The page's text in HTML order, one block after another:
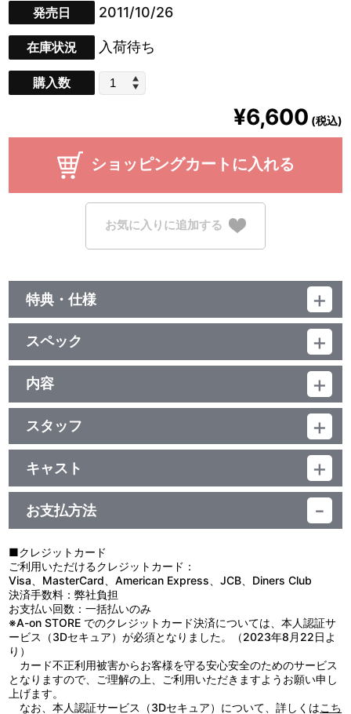
発売日 2011/10/26
在庫状況 入荷待ち
購入数
¥6,600 (税込)
ショッピングカートに入れる
お気に入りに追加する
特典・仕様
特典
●ライナーノート（16P)
映像特典
●第一章 初日舞台挨拶
●第一章ＰＶ
●＜音声特典＞オーディオコメンタリー
1)ｷｬｽﾄ編 神谷浩史(ｸｵﾝ役)、鈴木達央(ﾘｮｳ役)、小見川千明(ﾐｳ役)
他、仕様
ろし
スペック
品番：BCXA-0363
ジャンル：オリジナルアニメ
(本編48分＋特典映像17分)／DTS-HD Master Audio（5.1ch）・ﾘﾆ
ｱPCM（ｽﾃﾚｵ）／AVC／BD25G／16:9<1080p High Definition>・
一部16:9<1080i High Definition>
※映像特典は、1080i High Definitionの画面が一部あります。／カ
ラー／確65分／6巻
内容
制作年度：2011年
【第三章収録】
■第三章「夢幻の連座」
イプシロンをサイボーグたらしめた事件。すでに忘却された記憶
のはずだったが、ある能力者の少女との接触をきっかけに、過去の
世界への扉が開き、それはクオンたちの心をも巻き込んで広がっ
た。過去で対峙する二人。
それは運命を大きく変える邂逅だった―。
スタッフ
第三章 脚本：根元歳三／絵コンテ：もりたけし／演出：池添隆博
／総作画監督：川元利浩・斎藤恒徳／作画監督：永作友克
監督：飯田馬之介／キャラクターデザイン・アニメーションディレ
クター：川元利浩／協力監督：もりたけし／シリーズ構成：根元歳
三／コンセプチュアルデザイン：武半慎吾・出渕 裕／ベスティアデ
ークス：斎藤恒徳・吉岡 毅・片貝文洋・鎌田誠／回想パート絵コン
テ：樋口真嗣／色彩設計：水田信子／美術監督：根本邦明（草薙）
／撮影監督：福士 享・木村俊也（T2 Studio）／3D・CG制作・モ
ニターグラフィックス：サンジゲン／編集：重村建吾／音楽：川井
憲次／音響監督：若林和弘／音響効果：倉橋静男／アニメーション
制作：ボンズ／製作：バンダイビジュアル・ボンズ・博報堂DYメデ
ィアパートナーズ・ショウゲート・ランティス・ムービック・ソニ
ーPCL／配給：ショウゲート
キャスト
クオン：神谷浩史／ユリ：白石涼子／テイ：名塚佳織／神無月：大
川 透／キリ：早見沙織／タカオ：入野自由／ミウ：小見川千明／リ
ョウ：鈴木達央／ユーマ：小松未可子／ツトム：小林由美子／イプ
／アルファ（海藤）：中田譲治／コネクト：大原さやか／上代：三
木眞一郎
お支払方法
■クレジットカード
ご利用いただけるクレジットカード：
Visa、MasterCard、American Express、JCB、Diners Club
決済手数料：弊社負担
お支払い回数：一括払いのみ
※A-on STORE でのクレジットカード決済については、本人認証サ
ービス（3Dセキュア）が必須となりました。（2023年8月22日よ
り）
カード不正利用被害からお客様を守る安心安全のためのサービス
となりますので、ご理解の上、ご利用いただきますようお願い申し
上げます。
なお、本人認証サービス（3Dセキュア）について、詳しくはこち